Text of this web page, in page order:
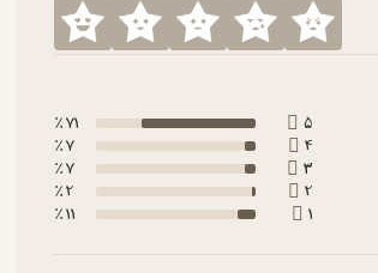
5
71 ٪
4
7 ٪
3
7 ٪
2
2 ٪
1
11 ٪